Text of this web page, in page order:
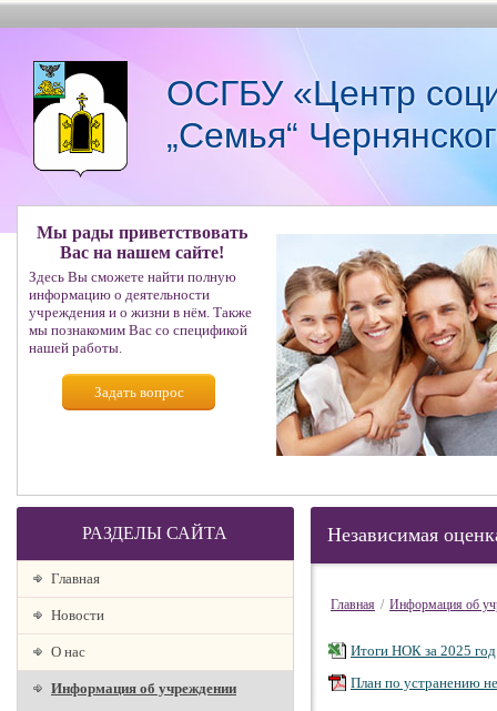
ОСГБУ «Центр
„Семья“
Мы рады приветствовать
Вас на нашем сайте!
Здесь Вы сможете найти полную
информацию о деятельности
учреждения и о жизни в нём. Также
мы познакомим Вас со спецификой
нашей работы.
Задать вопрос
РАЗДЕЛЫ САЙТА
Главная
Новости
О наc
Информация об учреждении
Независимая
Главная / Информация об
Итоги НОК за 2025 год
План по устранению